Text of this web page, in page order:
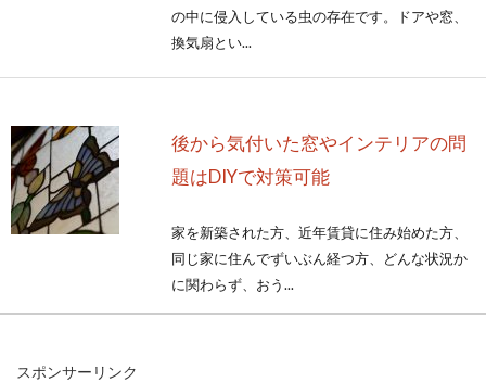
の中に侵入している虫の存在です。ドアや窓、
換気扇とい...
後から気付いた窓やインテリアの問
題はDIYで対策可能
家を新築された方、近年賃貸に住み始めた方、
同じ家に住んでずいぶん経つ方、どんな状況か
に関わらず、おう...
スポンサーリンク